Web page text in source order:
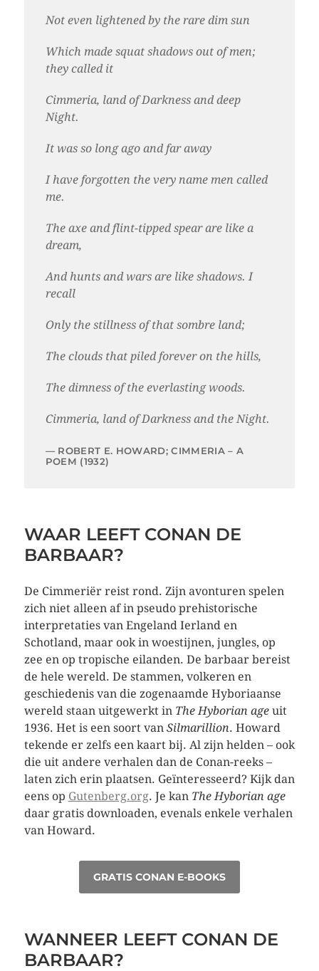
Not even lightened by the rare dim sun
Which made squat shadows out of men;
they called it
Cimmeria, land of Darkness and deep
Night.
It was so long ago and far away
I have forgotten the very name men called
me.
The axe and flint-tipped spear are like a
dream,
And hunts and wars are like shadows. I
recall
Only the stillness of that sombre land;
The clouds that piled forever on the hills,
The dimness of the everlasting woods.
Cimmeria, land of Darkness and the Night.
ROBERT E. HOWARD; CIMMERIA – A
POEM (1932)
WAAR LEEFT CONAN DE
BARBAAR?
De Cimmeriër reist rond. Zijn avonturen spelen
zich niet alleen af in pseudo prehistorische
interpretaties van Engeland Ierland en
Schotland, maar ook in woestijnen, jungles, op
zee en op tropische eilanden. De barbaar bereist
de hele wereld. De stammen, volkeren en
geschiedenis van die zogenaamde Hyboriaanse
wereld staan uitgewerkt in The Hyborian ageuit
1936. Het is een soort van Silmarillion. Howard
tekende er zelfs een kaart bij. Al zijn helden – ook
die uit andere verhalen dan de Conan-reeks –
laten zich erin plaatsen. Geïnteresseerd? Kijk dan
eens op Gutenberg.org. Je kan The Hyborian age
daar gratis downloaden, evenals enkele verhalen
van Howard.
GRATIS CONAN E-BOOKS
WANNEER LEEFT CONAN DE
BARBAAR?